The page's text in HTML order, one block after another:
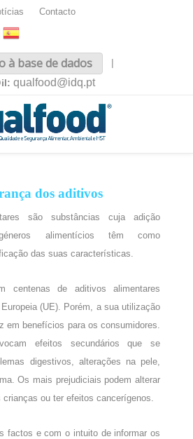
Contacto
à base de dados
|
qualfood@idq.pt
dos aditivos
são substâncias cuja adição
alimentícios têm como
das suas características.
centenas de aditivos alimentares
(UE). Porém, a sua utilização
em benefícios para os consumidores.
efeitos secundários que se
digestivos, alterações na pele,
Os mais prejudiciais podem alterar
crianças ou ter efeitos cancerígenos.
factos e com o intuito de informar os